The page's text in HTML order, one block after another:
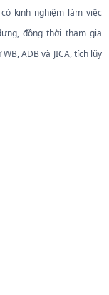
kinh nghiệm làm việc
đồng thời tham gia
ADB và JICA, tích lũy